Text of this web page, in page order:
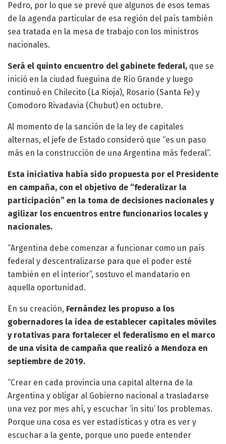
Pedro, por lo que se prevé que algunos de esos temas
de la agenda particular de esa región del país también
sea tratada en la mesa de trabajo con los ministros
nacionales.
Será el quinto encuentro del gabinete federal, que se
inició en la ciudad fueguina de Río Grande y luego
continuó en Chilecito (La Rioja), Rosario (Santa Fe) y
Comodoro Rivadavia (Chubut) en octubre.
Al momento de la sanción de la ley de capitales
alternas, el jefe de Estado consideró que “es un paso
más en la construcción de una Argentina más federal”.
Esta iniciativa había sido propuesta por el Presidente
en campaña, con el objetivo de “federalizar la
participación” en la toma de decisiones nacionales y
agilizar los encuentros entre funcionarios locales y
nacionales.
“Argentina debe comenzar a funcionar como un país
federal y descentralizarse para que el poder esté
también en el interior”, sostuvo el mandatario en
aquella oportunidad.
En su creación, Fernández les propuso a los
gobernadores la idea de establecer capitales móviles
y rotativas para fortalecer el federalismo en el marco
de una visita de campaña que realizó a Mendoza en
septiembre de 2019.
“Crear en cada provincia una capital alterna de la
Argentina y obligar al Gobierno nacional a trasladarse
una vez por mes ahí, y escuchar ‘in situ’ los problemas.
Porque una cosa es ver estadísticas y otra es ver y
escuchar a la gente, porque uno puede entender